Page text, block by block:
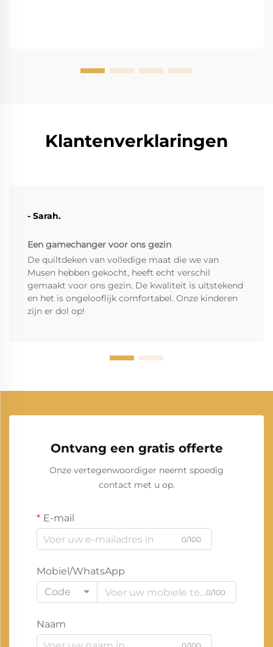
Klantenverklaringen
- Sarah.
Een gamechanger voor ons gezin
De quiltdeken van volledige maat die we van
Musen hebben gekocht, heeft echt verschil
gemaakt voor ons gezin. De kwaliteit is uitstekend
en het is ongelooflijk comfortabel. Onze kinderen
zijn er dol op!
Ontvang een gratis offerte
Onze vertegenwoordiger neemt spoedig
contact met u op.
E-mail
0/100
Mobiel/WhatsApp
Code
0/100
Naam